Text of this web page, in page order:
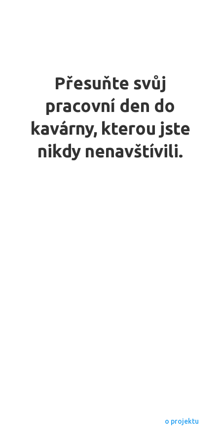
Přesuňte svůj
pracovní den do
kavárny, kterou jste
nikdy nenavštívili.
o projektu